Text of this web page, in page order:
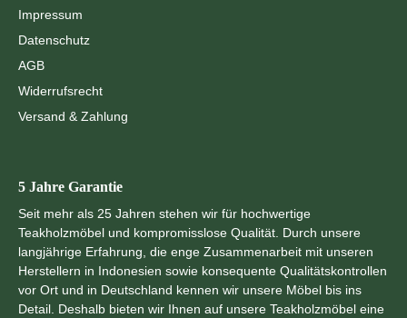
Impressum
Datenschutz
AGB
Widerrufsrecht
Versand & Zahlung
5 Jahre Garantie
Seit mehr als 25 Jahren stehen wir für hochwertige
Teakholzmöbel und kompromisslose Qualität. Durch unsere
langjährige Erfahrung, die enge Zusammenarbeit mit unseren
Herstellern in Indonesien sowie konsequente Qualitätskontrollen
vor Ort und in Deutschland kennen wir unsere Möbel bis ins
Detail. Deshalb bieten wir Ihnen auf unsere Teakholzmöbel eine